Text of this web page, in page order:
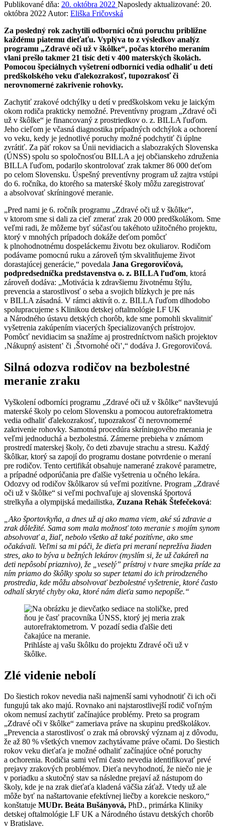
Publikované dňa: 20. októbra 2022 Naposledy aktualizované: 20.
októbra 2022 Autor: Eliška Fričovská
Za posledný rok zachytili odborníci očnú poruchu približne
každému piatemu dieťaťu. Vyplýva to z výsledkov analýz
programu „Zdravé oči už v škôlke“, počas ktorého meraním
vlani prešlo takmer 21 tisíc detí v 400 materských školách.
Pomocou špeciálnych vyšetrení odborníci vedia odhaliť u detí
predškolského veku ďalekozrakosť, tupozrakosť či
nerovnomerné zakrivenie rohovky.
Zachytiť zrakové odchýlky u detí v predškolskom veku je laickým
okom rodiča prakticky nemožné. Preventívny program „Zdravé oči
už v škôlke“ je financovaný z prostriedkov o. z. BILLA ľuďom.
Jeho cieľom je včasná diagnostika prípadných odchýlok a ochorení
vo veku, kedy je jednotlivé poruchy možné podchytiť či úplne
zvrátiť. Za päť rokov sa Únii nevidiacich a slabozrakých Slovenska
(ÚNSS) spolu so spoločnosťou BILLA a jej občianskeho združenia
BILLA ľuďom, podarilo skontrolovať zrak takmer 86 000 deťom
po celom Slovensku. Úspešný preventívny program už zajtra vstúpi
do 6. ročníka, do ktorého sa materské školy môžu zaregistrovať
a absolvovať skríningové meranie.
„Pred nami je 6. ročník programu „Zdravé oči už v škôlke“,
v ktorom sme si dali za cieľ zmerať zrak 20 000 predškolákom. Sme
veľmi radi, že môžeme byť súčasťou takéhoto užitočného projektu,
ktorý v mnohých prípadoch dokáže deťom pomôcť
k plnohodnotnému dospeláckemu životu bez okuliarov. Rodičom
podávame pomocnú ruku a zároveň tým skvalitňujeme život
dorastajúcej generácie,“ povedala Jana Gregorovičová,
podpredsedníčka predstavenstva o. z. BILLA ľuďom, ktorá
zároveň dodáva: „Motivácia k zdravšiemu životnému štýlu,
prevencia a starostlivosť o seba a svojich blízkych je pre nás
v BILLA zásadná. V rámci aktivít o. z. BILLA ľuďom dlhodobo
spolupracujeme s Klinikou detskej oftalmológie LF UK
a Národného ústavu detských chorôb, kde sme pomohli skvalitniť
vyšetrenia zakúpením viacerých špecializovaných prístrojov.
Pomôcť nevidiacim sa snažíme aj prostredníctvom našich projektov
‚Nákupný asistent‛ či ‚Štvornohé oči‛,“ dodáva J. Gregorovičová.
Silná odozva rodičov na bezbolestné
meranie zraku
Vyškolení odborníci programu „Zdravé oči už v škôlke“ navštevujú
materské školy po celom Slovensku a pomocou autorefraktometra
vedia odhaliť ďalekozrakosť, tupozrakosť či nerovnomerné
zakrivenie rohovky. Samotná procedúra skríningového merania je
veľmi jednoduchá a bezbolestná. Zámerne prebieha v známom
prostredí materskej školy, čo deti zbavuje strachu a stresu. Každý
škôlkar, ktorý sa zapojí do programu dostane potvrdenie o meraní
pre rodičov. Tento certifikát obsahuje namerané zrakové parametre,
a prípadné odporúčania pre ďalšie vyšetrenia u očného lekára.
Odozvy od rodičov škôlkarov sú veľmi pozitívne. Program „Zdravé
oči už v škôlke“ si veľmi pochvaľuje aj slovenská športová
strelkyňa a olympijská medailistka, Zuzana Rehák Štefečeková:
„Ako športovkyňa, a dnes už aj ako mama viem, aké sú zdravie a
zrak dôležité. Sama som mala možnosť toto meranie s mojím synom
absolvovať a, žiaľ, nebolo všetko až také pozitívne, ako sme
očakávali. Veľmi sa mi páči, že dieťa pri meraní neprežíva žiaden
stres, ako to býva u bežných lekárov (myslím si, že už čakáreň na
deti nepôsobí priaznivo), že „veselý” prístroj v tvare smejka príde za
ním priamo do škôlky spolu so super tetami do ich prirodzeného
prostredia, kde môžu absolvovať bezbolestné vyšetrenie, ktoré často
odhalí skryté chyby oka, ktoré nám dieťa samo nepopíše.“
Prihláste aj vašu škôlku do projektu Zdravé oči už v
škôlke.
Zlé videnie nebolí
Do šiestich rokov nevedia naši najmenší sami vyhodnotiť či ich oči
fungujú tak ako majú. Rovnako ani najstarostlivejší rodič voľným
okom nemusí zachytiť začínajúce problémy. Preto sa program
„Zdravé oči v škôlke“ zameriava práve na skupinu predškolákov.
„Prevencia a starostlivosť o zrak má obrovský význam aj z dôvodu,
že až 80 % všetkých vnemov zachytávame práve očami. Do šiestich
rokov veku dieťaťa je možné odhaliť začínajúce očné poruchy
a ochorenia. Rodičia sami veľmi často nevedia identifikovať prvé
prejavy zrakových problémov. Dieťa nevyhodnotí, že niečo nie je
v poriadku a skutočný stav sa následne prejaví až nástupom do
školy, kde je na zrak dieťaťa kladená väčšia záťaž. Vtedy už ale
môže byť na naštartovanie efektívnej liečby a korekcie neskoro,“
konštatuje MUDr. Beáta Bušányová, PhD., primárka Kliniky
detskej oftalmológie LF UK a Národného ústavu detských chorôb
v Bratislave.